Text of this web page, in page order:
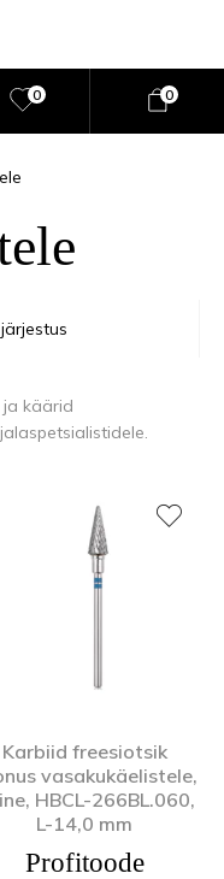
0 0
ja käärid
Karbiid freesiotsik
vasakukäelistele,
HBCL-266BL.060,
L-14,0 mm
Profitoode